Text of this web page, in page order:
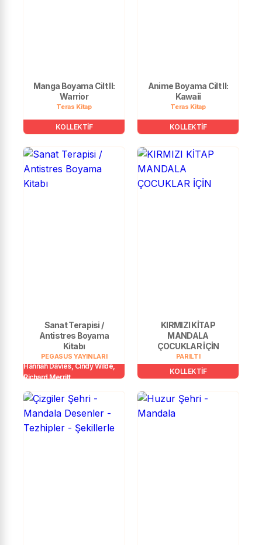
Manga Boyama Cilt II:
Warrior
Teras Kitap
KOLLEKTİF
Anime Boyama Cilt II:
Kawaii
Teras Kitap
KOLLEKTİF
Sanat Terapisi /
Antistres Boyama
Kitabı
PEGASUS YAYINLARI
Hannah Davies, Cindy Wilde,
Richard Merritt
KIRMIZI KİTAP
MANDALA
ÇOCUKLAR İÇİN
PARILTI
KOLLEKTİF